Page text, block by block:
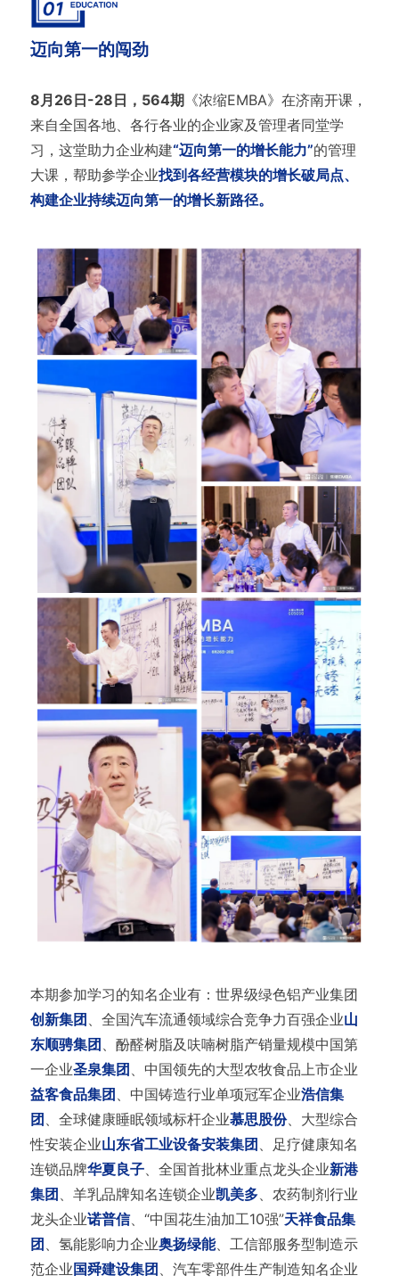
迈向第一的闯劲
8月26日-28日，564期《浓缩EMBA》在济南开课，
来自全国各地、各行各业的企业家及管理者同堂学
习，这堂助力企业构建“迈向第一的增长能力”的管理
大课，帮助参学企业找到各经营模块的增长破局点、
构建企业持续迈向第一的增长新路径。
本期参加学习的知名企业有：世界级绿色铝产业集团
创新集团 、全国汽车流通领域综合竞争力百强企业山
东顺骋集团 、酚醛树脂及呋喃树脂产销量规模中国第
一企业圣泉集团 、中国领先的大型农牧食品上市企业
益客食品集团 、中国铸造行业单项冠军企业浩信集
团 、全球健康睡眠领域标杆企业慕思股份、大型综合
性安装企业山东省工业设备安装集团 、足疗健康知名
连锁品牌华夏良子、全国首批林业重点龙头企业新港
集团 、羊乳品牌知名连锁企业凯美多、农药制剂行业
龙头企业诺普信、“中国花生油加工10强”天祥食品集
团 、氢能影响力企业奥扬绿能、工信部服务型制造示
范企业国舜建设集团 、汽车零部件生产制造知名企业